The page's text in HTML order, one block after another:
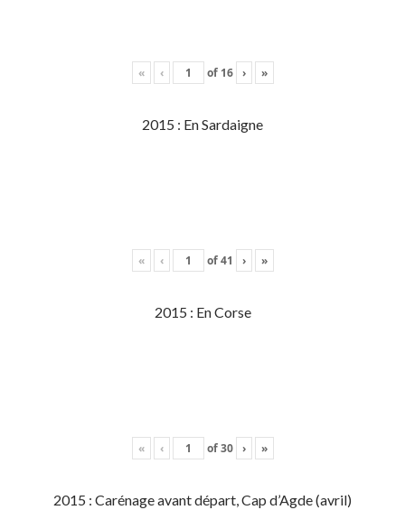
« ‹ of 16 › »
2015 : En Sardaigne
« ‹ of41 › »
2015 : En Corse
« ‹ of30 › »
2015 : Carénage avant départ, Cap d’Agde (avril)